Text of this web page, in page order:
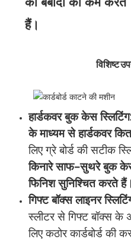
हैं।
विशिष्ट
हार्डकवर बुक केस
के माध्यम से हार्डकवर
लिए ग्रे बोर्ड की सटीक
किनारे साफ-सुथरे बुक
फिनिश सुनिश्चित करते हैं।
गिफ्ट बॉक्स लाइनर
स्लीटर से गिफ्ट बॉक्स
लिए कठोर कार्डबोर्ड की